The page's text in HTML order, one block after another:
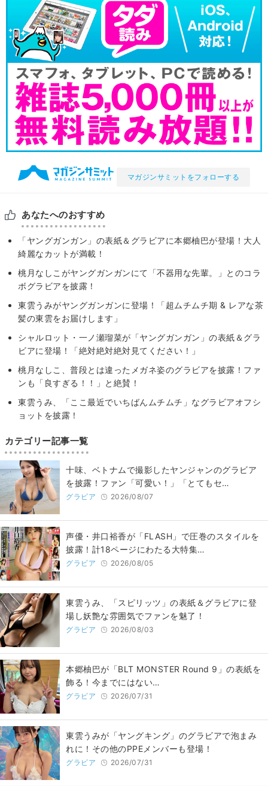
マガジンサミットをフォローする
あなたへのおすすめ
「ヤングガンガン」の表紙＆グラビアに本郷柚巴が登場！大人
綺麗なカットが満載！
桃月なしこがヤングガンガンにて「不器用な先輩。」とのコラ
ボグラビアを披露！
東雲うみがヤングガンガンに登場！「超ムチムチ期 & レアな茶
髪の東雲をお届けします」
シャルロット・一ノ瀬瑠菜が「ヤングガンガン」の表紙＆グラ
ビアに登場！「絶対絶対絶対見てください！」
桃月なしこ、普段とは違ったメガネ姿のグラビアを披露！ファ
ンも「良すぎる！！」と絶賛！
東雲うみ、「ここ最近でいちばんムチムチ」なグラビアオフシ
ョットを披露！
カテゴリー記事一覧
十味、ベトナムで撮影したヤンジャンのグラビア
を披露！ファン「可愛い！」「とてもセ…
グラビア 2026/08/07
声優・井口裕香が「FLASH」で圧巻のスタイルを
披露！計18ページにわたる大特集…
グラビア 2026/08/05
東雲うみ、「スピリッツ」の表紙＆グラビアに登
場し妖艶な雰囲気でファンを魅了！
グラビア 2026/08/03
本郷柚巴が「BLT MONSTER Round 9」の表紙を
飾る！今までにはない…
グラビア 2026/07/31
東雲うみが「ヤングキング」のグラビアで泡まみ
れに！その他のPPEメンバーも登場！
グラビア 2026/07/31